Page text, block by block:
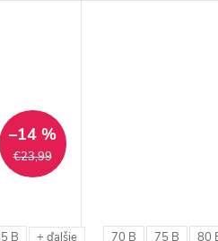
€23,99
–14 %
B + ďalšie 70 B 75 B 80